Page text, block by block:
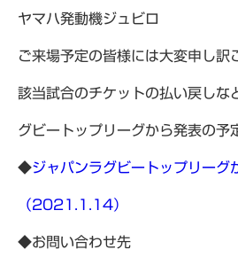
ヤマハ発動機ジュビロ
ご来場予定の皆様には大変申し訳
該当試合のチケットの払い戻しな
グビートップリーグから発表の予
◆ジャパンラグビートップリーグ
（2021.1.14）
◆お問い合わせ先